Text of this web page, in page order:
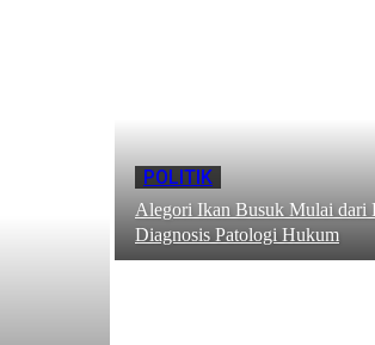
POLITIK
Alegori Ikan Busuk Mulai dari
Diagnosis Patologi Hukum